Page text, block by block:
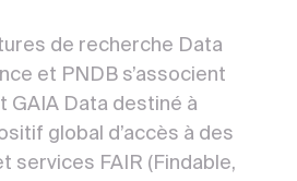
de recherche Data
et PNDB s’associent
GAIA Data destiné à
global d’accès à des
services FAIR (Findable,